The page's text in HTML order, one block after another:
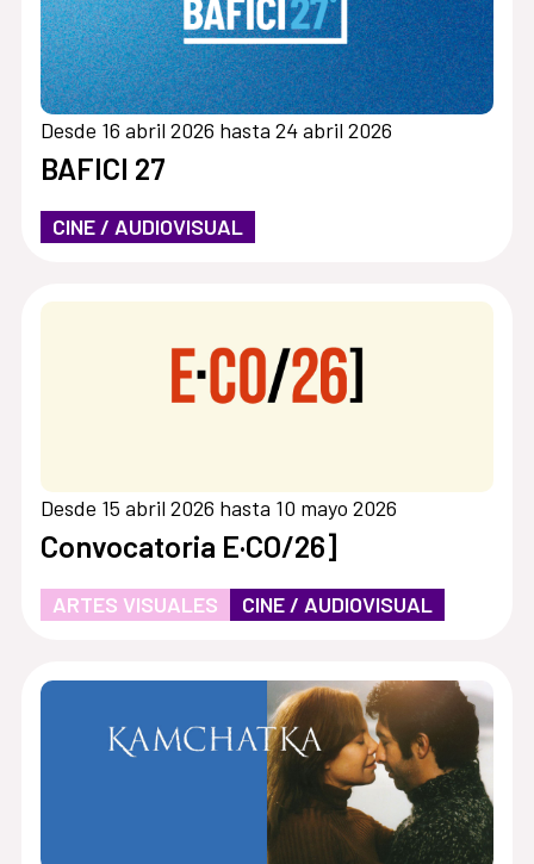
Desde 16 abril 2026 hasta 24 abril 2026
BAFICI 27
CINE / AUDIOVISUAL
Desde 15 abril 2026 hasta 10 mayo 2026
Convocatoria E·CO/26]
ARTES VISUALES CINE / AUDIOVISUAL